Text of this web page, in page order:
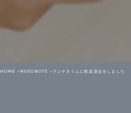
HOME > NEKONOTE > ランチタイムに歓送迎会をしました